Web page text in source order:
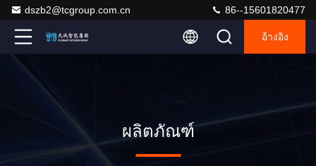
dszb2@tcgroup.com.cn 86--15601820477
อ้างอิง
ผลิตภัณฑ์